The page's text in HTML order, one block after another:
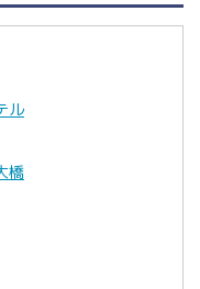
ル
橋